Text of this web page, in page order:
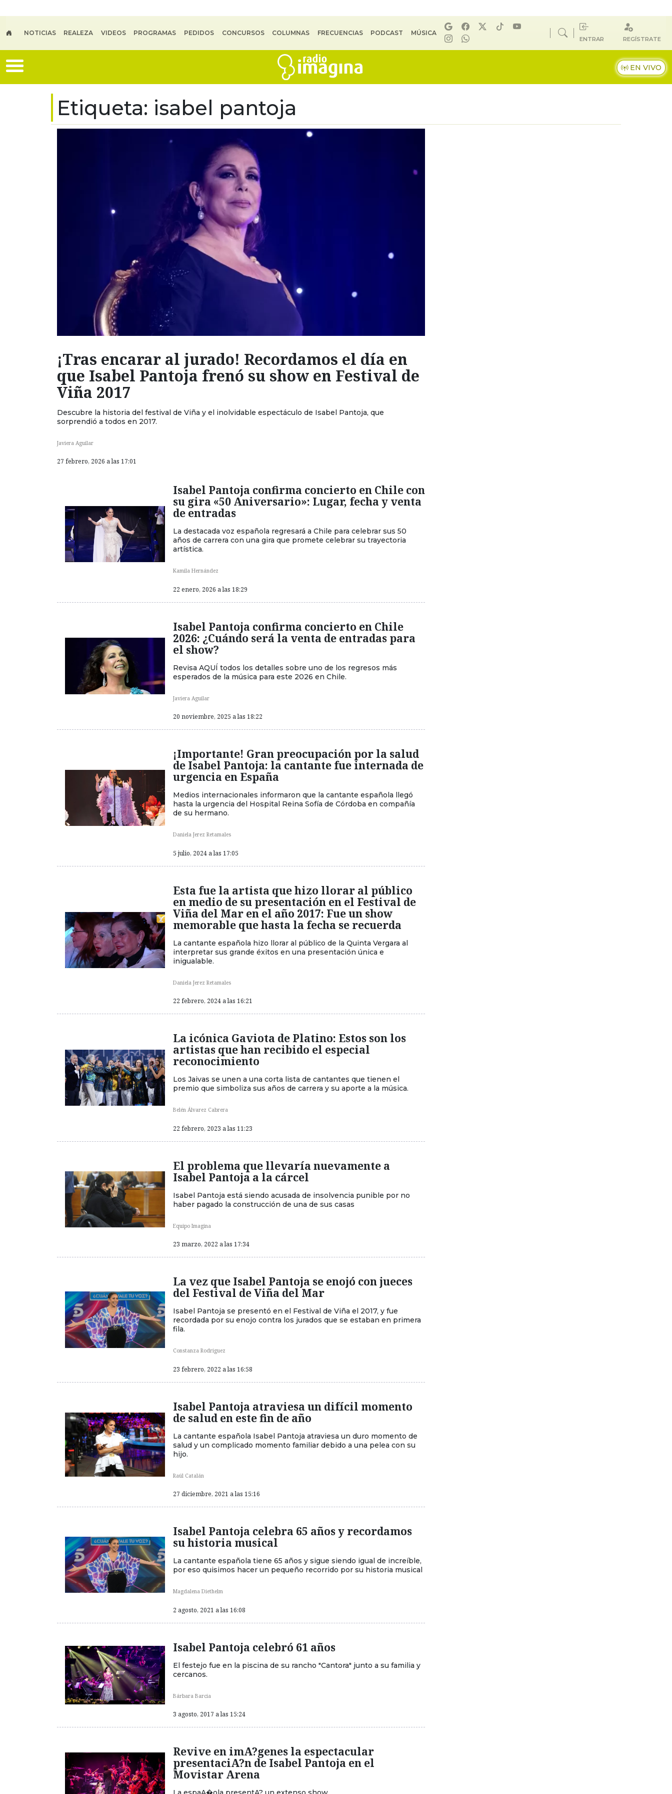
NOTICIAS REALEZA VIDEOS PROGRAMAS PEDIDOS CONCURSOS COLUMNAS FRECUENCIAS PODCAST MÚSICA
ENTRAR REGÍSTRATE
EN VIVO
Etiqueta: isabel pantoja
¡Tras encarar al jurado! Recordamos el día en
que Isabel Pantoja frenó su show en Festival de
Viña 2017
Descubre la historia del festival de Viña y el inolvidable espectáculo de Isabel Pantoja, que
sorprendió a todos en 2017.
Javiera Aguilar
27 febrero, 2026 a las 17:01
Isabel Pantoja confirma concierto en Chile con
su gira «50 Aniversario»: Lugar, fecha y venta
de entradas
La destacada voz española regresará a Chile para celebrar sus 50
años de carrera con una gira que promete celebrar su trayectoria
artística.
Kamila Hernández
22 enero, 2026 a las 18:29
Isabel Pantoja confirma concierto en Chile
2026: ¿Cuándo será la venta de entradas para
el show?
Revisa AQUÍ todos los detalles sobre uno de los regresos más
esperados de la música para este 2026 en Chile.
Javiera Aguilar
20 noviembre, 2025 a las 18:22
¡Importante! Gran preocupación por la salud
de Isabel Pantoja: la cantante fue internada de
urgencia en España
Medios internacionales informaron que la cantante española llegó
hasta la urgencia del Hospital Reina Sofía de Córdoba en compañía
de su hermano.
Daniela Jerez Retamales
5 julio, 2024 a las 17:05
Esta fue la artista que hizo llorar al público
en medio de su presentación en el Festival de
Viña del Mar en el año 2017: Fue un show
memorable que hasta la fecha se recuerda
La cantante española hizo llorar al público de la Quinta Vergara al
interpretar sus grande éxitos en una presentación única e
inigualable.
Daniela Jerez Retamales
22 febrero, 2024 a las 16:21
La icónica Gaviota de Platino: Estos son los
artistas que han recibido el especial
reconocimiento
Los Jaivas se unen a una corta lista de cantantes que tienen el
premio que simboliza sus años de carrera y su aporte a la música.
Belén Álvarez Cabrera
22 febrero, 2023 a las 11:23
El problema que llevaría nuevamente a
Isabel Pantoja a la cárcel
Isabel Pantoja está siendo acusada de insolvencia punible por no
haber pagado la construcción de una de sus casas
Equipo Imagina
23 marzo, 2022 a las 17:34
La vez que Isabel Pantoja se enojó con jueces
del Festival de Viña del Mar
Isabel Pantoja se presentó en el Festival de Viña el 2017, y fue
recordada por su enojo contra los jurados que se estaban en primera
fila.
Constanza Rodriguez
23 febrero, 2022 a las 16:58
Isabel Pantoja atraviesa un difícil momento
de salud en este fin de año
La cantante española Isabel Pantoja atraviesa un duro momento de
salud y un complicado momento familiar debido a una pelea con su
hijo.
Raúl Catalán
27 diciembre, 2021 a las 15:16
Isabel Pantoja celebra 65 años y recordamos
su historia musical
La cantante española tiene 65 años y sigue siendo igual de increíble,
por eso quisimos hacer un pequeño recorrido por su historia musical
Magdalena Diethelm
2 agosto, 2021 a las 16:08
Isabel Pantoja celebró 61 años
El festejo fue en la piscina de su rancho "Cantora" junto a su familia y
cercanos.
Bárbara Barcia
3 agosto, 2017 a las 15:24
Revive en imA?genes la espectacular
presentaciA?n de Isabel Pantoja en el
Movistar Arena